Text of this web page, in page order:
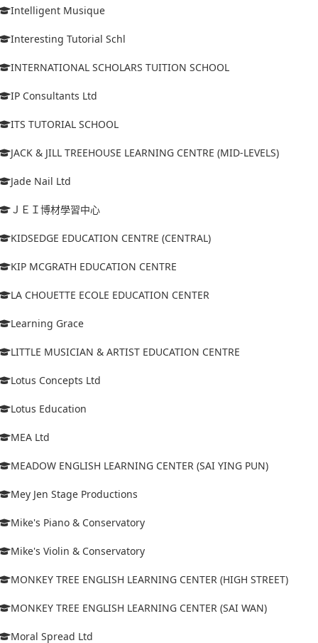
Intelligent Musique
Interesting Tutorial Schl
INTERNATIONAL SCHOLARS TUITION SCHOOL
IP Consultants Ltd
ITS TUTORIAL SCHOOL
JACK & JILL TREEHOUSE LEARNING CENTRE (MID-LEVELS)
Jade Nail Ltd
ＪＥＩ博材學習中心
KIDSEDGE EDUCATION CENTRE (CENTRAL)
KIP MCGRATH EDUCATION CENTRE
LA CHOUETTE ECOLE EDUCATION CENTER
Learning Grace
LITTLE MUSICIAN & ARTIST EDUCATION CENTRE
Lotus Concepts Ltd
Lotus Education
MEA Ltd
MEADOW ENGLISH LEARNING CENTER (SAI YING PUN)
Mey Jen Stage Productions
Mike's Piano & Conservatory
Mike's Violin & Conservatory
MONKEY TREE ENGLISH LEARNING CENTER (HIGH STREET)
MONKEY TREE ENGLISH LEARNING CENTER (SAI WAN)
Moral Spread Ltd